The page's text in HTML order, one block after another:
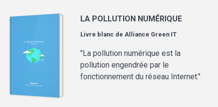
LA POLLUTION NUMÉRIQUE
Livre blanc de Alliance Green IT
"La pollution numérique est la
pollution engendrée par le
fonctionnement du réseau Internet."